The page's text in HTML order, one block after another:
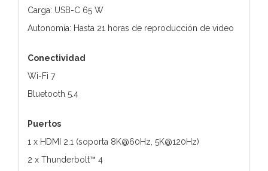
Carga: USB-C 65 W
Autonomía: Hasta 21 horas de reproducción de video
Conectividad
Wi-Fi 7
Bluetooth 5.4
Puertos
1 x HDMI 2.1 (soporta 8K@60Hz, 5K@120Hz)
2 x Thunderbolt™ 4